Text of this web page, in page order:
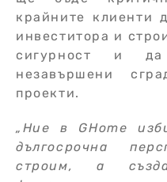
крайните клиенти
инвеститора и
сигурност и
незавършени
проекти.
„Ние в GHome
дългосрочна
строим, а